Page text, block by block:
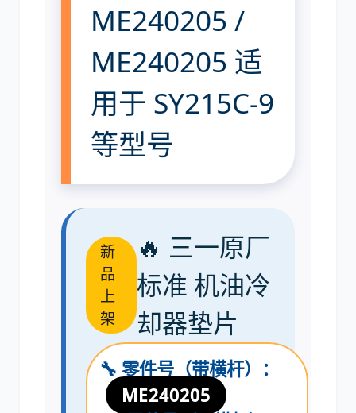
尼桑 依维柯
ME240205 /
ME240205 适
用于 SY215C-9
等型号
新
品
上
架
🔥 三一原厂
标准 机油冷
却器垫片
🔧 零件号（带横杆）：
ME240205